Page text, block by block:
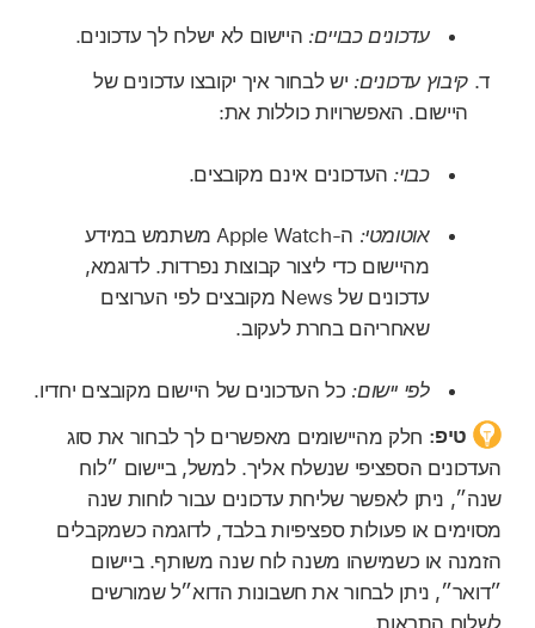
עדכונים כבויים: היישום לא ישלח לך עדכונים.
קיבוץ עדכונים: יש לבחור איך יקובצו עדכונים של
היישום. האפשרויות כוללות את:
כבוי: העדכונים אינם מקובצים.
אוטומטי:
ה‑Apple Watch משתמש במידע
מהיישום כדי ליצור קבוצות נפרדות. לדוגמא,
עדכונים של News מקובצים לפי הערוצים
שאחריהם בחרת לעקוב.
לפי יישום: כל העדכונים של היישום מקובצים יחדיו.
טיפ: חלק מהיישומים מאפשרים לך לבחור את סוג
העדכונים הספציפי שנשלח אליך. למשל, ביישום ״לוח
שנה״, ניתן לאפשר שליחת עדכונים עבור לוחות שנה
מסוימים או פעולות ספציפיות בלבד, לדוגמה כשמקבלים
הזמנה או כשמישהו משנה לוח שנה משותף. ביישום
״דואר״, ניתן לבחור את חשבונות הדוא״ל שמורשים
לשלוח התראות.